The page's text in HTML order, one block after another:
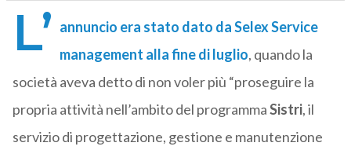
L’ annuncio era stato dato daSelex Service
management alla fine di luglio, quando la
società aveva detto di non voler più “proseguire la
propria attività nell’ambito del programmaSistri, il
servizio di progettazione, gestione e manutenzione